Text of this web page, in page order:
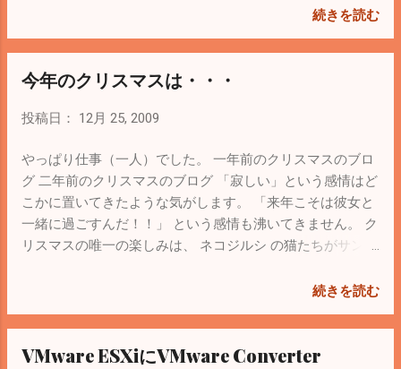
restart これで大丈夫なはず。 その他いろいろいじってたと
きに分かったこと。 Web Accessに登録された仮想マシン
を手動で削除するには /etc/vmware/hostd/vmInvent...
る。 しかも体力もなくなってきているので、すぐ息が上が
ながらやっていたから、誰か見ていたら変な人だと思われ
たに違いない。次に使うママさんバレーの荷物が玄関にお
配になってしまった。 先輩の道場の運営に支障をきたさな
古納め的には満足。 来年も衰えないように稽古に励もう。
続きを読む
今年のクリスマスは・・・
投稿日： 12月 25, 2009
やっぱり仕事（一人）でした。 一年前のクリスマスのブロ
グ 二年前のクリスマスのブログ 「寂しい」という感情はど
こかに置いてきたような気がします。 「来年こそは彼女と
一緒に過ごすんだ！！」 という感情も沸いてきません。 ク
リスマスの唯一の楽しみは、 ネコジルシ の猫たちがサンタ
写」）、そんなネコを見ながら (´Д｀) ﾊｧ・・・ｶﾜｲｲ・・・
もより多めに入れてみた。 よいクリスマスを・・・
続きを読む
VMware ESXiにVMware Converter